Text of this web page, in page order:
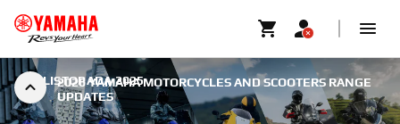
2026 YAMAHA MOTORCYCLES AND SCOOTERS RANGE
UPDATES
2 LISTOPADA 2025